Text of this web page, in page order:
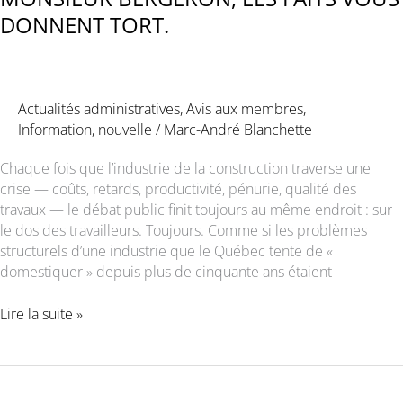
DONNENT TORT.
Actualités administratives,Avis aux membres,
Information, nouvelle /Marc-André Blanchette
Chaque fois que l’industrie de la construction traverse une
crise — coûts, retards, productivité, pénurie, qualité des
travaux — le débat public finit toujours au même endroit : sur
le dos des travailleurs. Toujours. Comme si les problèmes
structurels d’une industrie que le Québec tente de «
domestiquer » depuis plus de cinquante ans étaient
MONSIEUR
Lire la suite »